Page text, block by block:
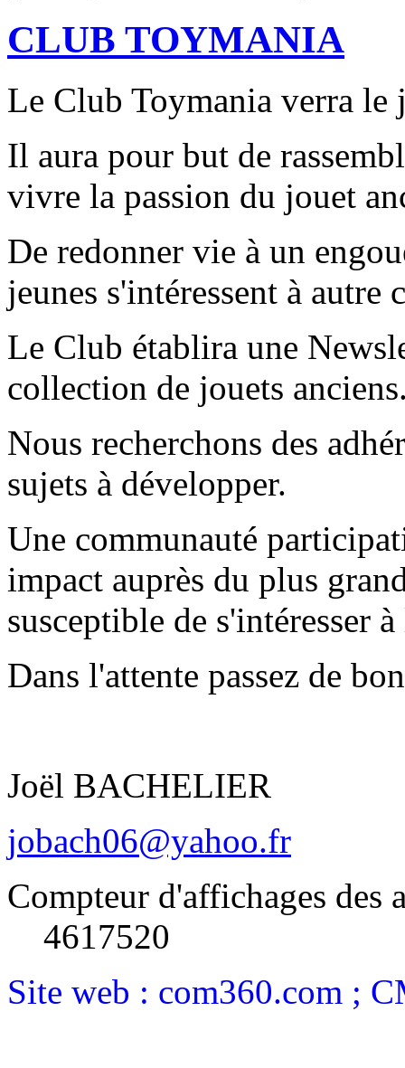
CLUB TOYMANIA
Le Club Toymania verra le
Il aura pour but de
vivre la passion du jouet
De redonner vie à un
jeunes s'intéressent à autre
Le Club établira une
collection de jouets
Nous recherchons des
sujets à développer.
Une communauté
impact auprès du plus
susceptible de s'intéresser
Dans l'attente passez de
Joël BACHELIER
jobach06@yahoo.fr
Compteur d'affichages des
4617520
Site web : com360.com ;